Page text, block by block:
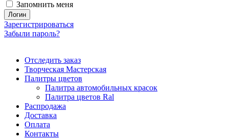
Запомнить меня
Логин
Зарегистрироваться
Забыли пароль?
Отследить заказ
Творческая Мастерская
Палитры цветов
Палитра автомобильных красок
Палитра цветов Ral
Распродажа
Доставка
Оплата
Контакты